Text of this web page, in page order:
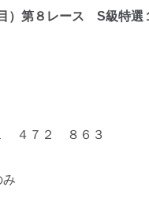
）第８レース S級特選
４７２ ８６３